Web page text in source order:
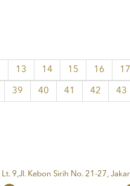
13 14 15 16 17
39 40 41 42 43
Lt. 9,Jl. Kebon Sirih No. 21-27,